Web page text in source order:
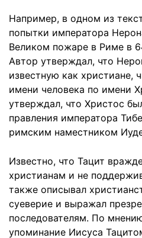
Например, в одном из
попытки императора
Великом пожаре в Риме в
Автор утверждал, что
известную как христиане,
имени человека по имени
утверждал, что Христос
правления императора
римским наместником
Известно, что Тацит
христианам и не
также описывал
суеверие и выражал
последователям. По
упоминание Иисуса